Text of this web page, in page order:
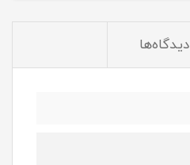
دیدگاه‌ها